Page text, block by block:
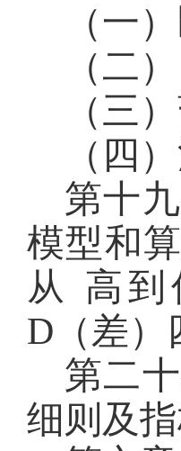
（一
（二
（三
（四
第十
模型和
从 高
D（差）
第二
细则及指